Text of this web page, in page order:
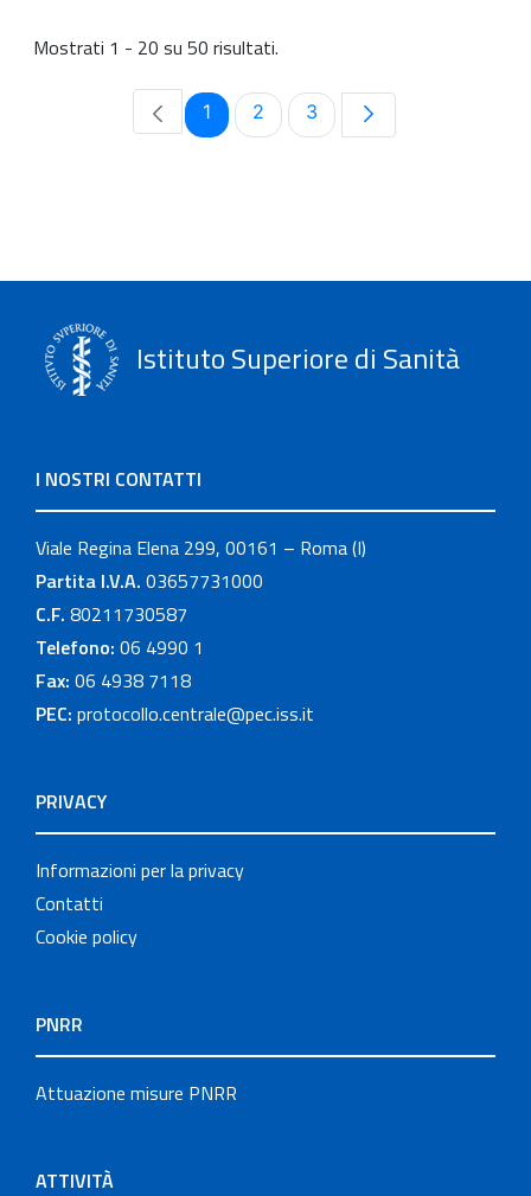
Mostrati 1 - 20 su 50 risultati.
Pagina
1 Pagina
2 Pagina
3
Istituto Superiore di Sanità
I NOSTRI CONTATTI
Viale Regina Elena 299, 00161 – Roma (I)
Partita I.V.A. 03657731000
C.F. 80211730587
Telefono: 06 4990 1
Fax: 06 4938 7118
PEC: protocollo.centrale@pec.iss.it
PRIVACY
Informazioni per la privacy
Contatti
Cookie policy
PNRR
Attuazione misure PNRR
ATTIVITÀ